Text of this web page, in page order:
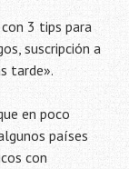
3 tips para
suscripción a
tarde».
en poco
países
con